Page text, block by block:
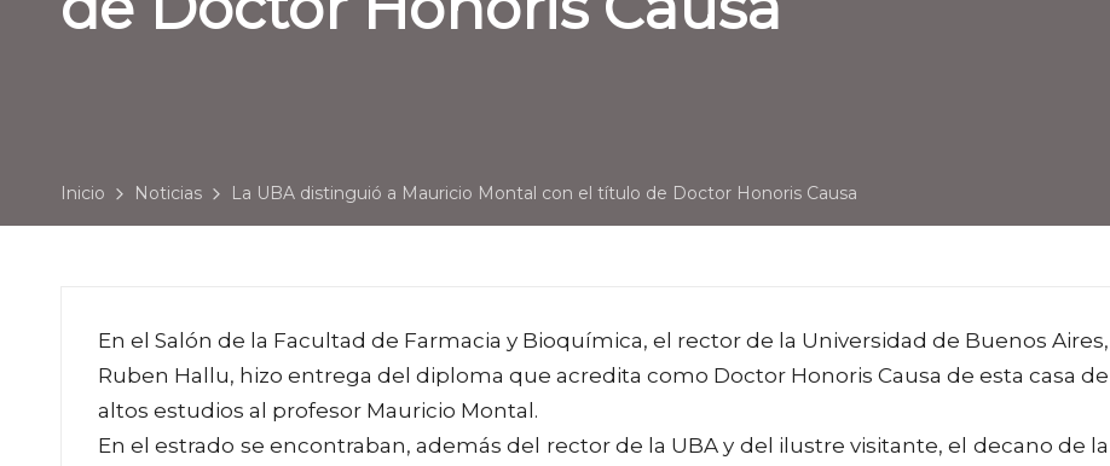
Inicio Noticias La UBA distinguió a Mauricio Montal con el título de Doctor Honoris Causa
En el Salón de la Facultad de Farmacia y Bioquímica, el rector de la Universidad de Buenos Aires,
Ruben Hallu, hizo entrega del diploma que acredita como Doctor Honoris Causa de esta casa de
altos estudios al profesor Mauricio Montal.
En el estrado se encontraban, además del rector de la UBA y del ilustre visitante, el decano de la